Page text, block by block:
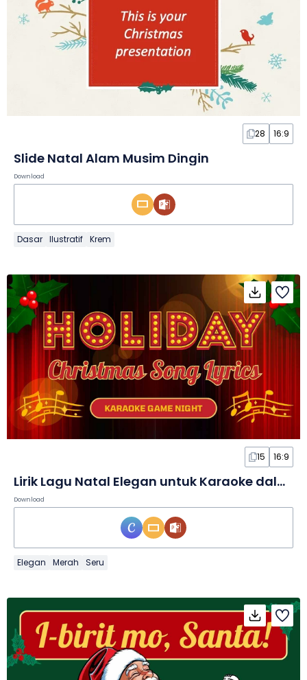
28 16:9
Slide Natal Alam Musim Dingin
Download
Dasar Ilustratif Krem
15 16:9
Lirik Lagu Natal Elegan untuk Karaoke dalam Slide
Download
Elegan Merah Seru